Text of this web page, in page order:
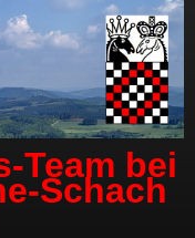
Team bei
Schach